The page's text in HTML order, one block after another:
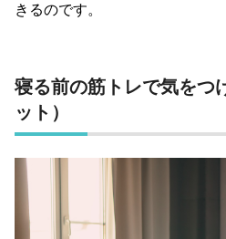
きるのです。
寝る前の筋トレで気をつ
ット）